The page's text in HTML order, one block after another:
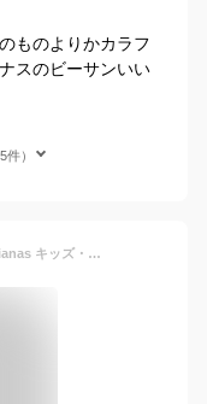
ものよりかカラフ
スのビーサンいい
）
【ハワイアナス】 ビーチサンダル havaianas キッズ・ファンタジー （KIDS FANTASY) キッズ 子供【あす楽対応】